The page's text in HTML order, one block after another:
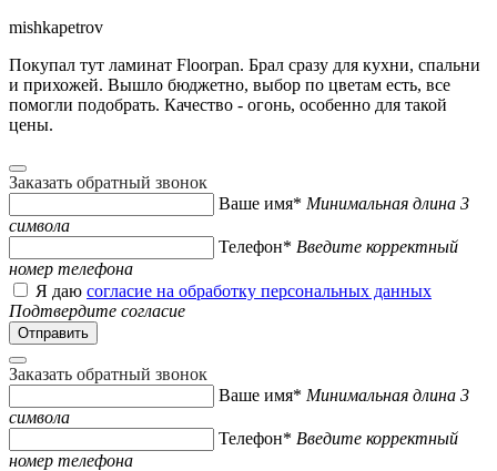
mishkapetrov
Покупал тут ламинат Floorpan. Брал сразу для кухни, спальни
и прихожей. Вышло бюджетно, выбор по цветам есть, все
помогли подобрать. Качество - огонь, особенно для такой
цены.
Заказать обратный звонок
Ваше имя* Минимальная длина 3
символа
Телефон* Введите корректный
номер телефона
Я даю согласие на обработку персональных данных
Подтвердите согласие
Заказать обратный звонок
Ваше имя* Минимальная длина 3
символа
Телефон* Введите корректный
номер телефона